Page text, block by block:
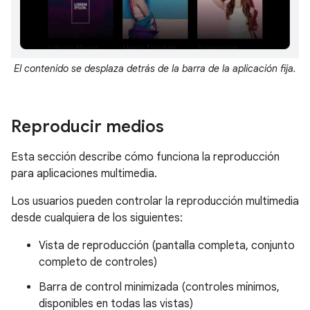
El contenido se desplaza detrás de la barra de la aplicación fija.
Reproducir medios
Esta sección describe cómo funciona la reproducción
para aplicaciones multimedia.
Los usuarios pueden controlar la reproducción multimedia
desde cualquiera de los siguientes:
Vista de reproducción (pantalla completa, conjunto
completo de controles)
Barra de control minimizada (controles mínimos,
disponibles en todas las vistas)